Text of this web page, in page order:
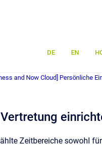
DE EN
and Now Cloud] Persönliche
Zeitbereiche sowohl